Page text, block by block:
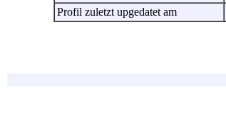
Profil zuletzt upgedatet am